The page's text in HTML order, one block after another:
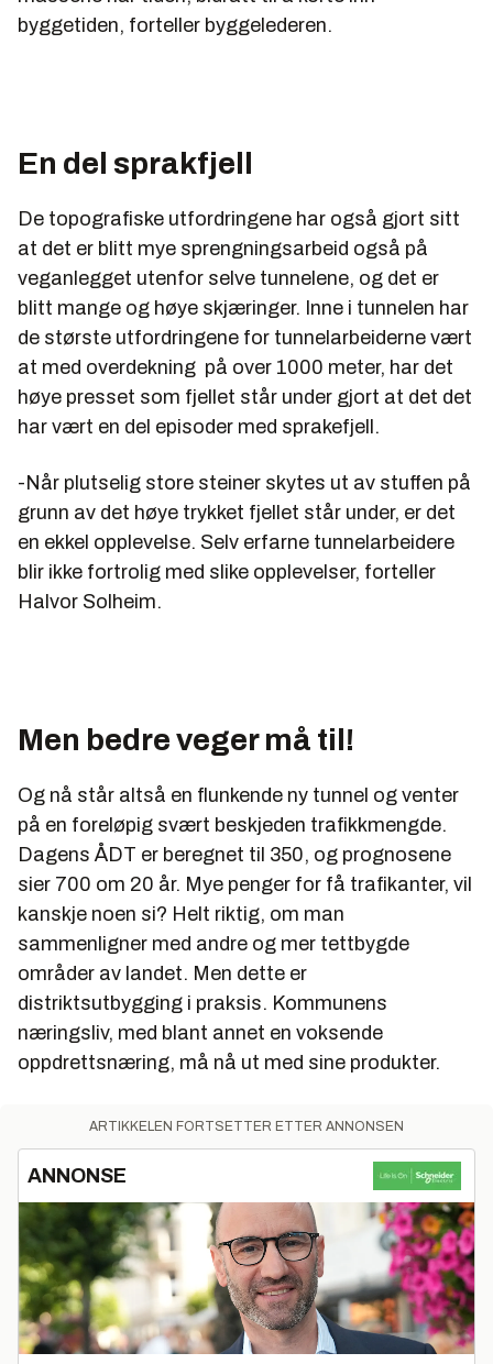
byggetiden, forteller byggelederen.
En del sprakfjell
De topografiske utfordringene har også gjort sitt
at det er blitt mye sprengningsarbeid også på
veganlegget utenfor selve tunnelene, og det er
blitt mange og høye skjæringer. Inne i tunnelen har
de største utfordringene for tunnelarbeiderne vært
at med overdekning på over 1000 meter, har det
høye presset som fjellet står under gjort at det det
har vært en del episoder med sprakefjell.
-Når plutselig store steiner skytes ut av stuffen på
grunn av det høye trykket fjellet står under, er det
en ekkel opplevelse. Selv erfarne tunnelarbeidere
blir ikke fortrolig med slike opplevelser, forteller
Halvor Solheim.
Men bedre veger må til!
Og nå står altså en flunkende ny tunnel og venter
på en foreløpig svært beskjeden trafikkmengde.
Dagens ÅDT er beregnet til 350, og prognosene
sier 700 om 20 år. Mye penger for få trafikanter, vil
kanskje noen si? Helt riktig, om man
sammenligner med andre og mer tettbygde
områder av landet. Men dette er
distriktsutbygging i praksis. Kommunens
næringsliv, med blant annet en voksende
oppdrettsnæring, må nå ut med sine produkter.
ARTIKKELEN FORTSETTER ETTER ANNONSEN
ANNONSE